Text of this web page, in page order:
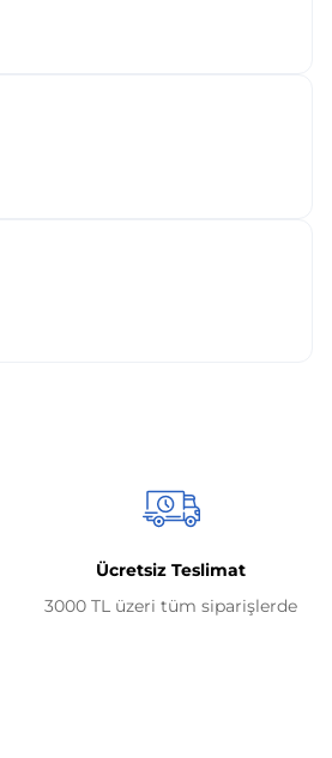
Ücretsiz Teslimat
3000 TL üzeri tüm siparişlerde